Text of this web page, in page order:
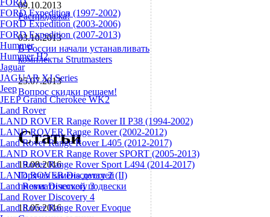
FORD
FORD Expedition (1997-2002)
FORD Expedition (2003-2006)
FORD Expedition (2007-2013)
Hummer
Hummer H2
Jaguar
JAGUAR XJ Series
Jeep
JEEP Grand Cherokee WK2
Land Rover
LAND ROVER Range Rover II P38 (1994-2002)
LAND ROVER Range Rover (2002-2012)
Land Rover Range Rover L405 (2012-2017)
LAND ROVER Range Rover SPORT (2005-2013)
Land Rover Range Rover Sport L494 (2014-2017)
LAND ROVER Discovery 2 (II)
Land Rover Discovery 3
Land Rover Discovery 4
Land Rover Range Rover Evoque
09.10.2013
Распродажа!
03.10.2013
В России начали устанавливать
комплекты Strutmasters
25.07.2013
Вопрос скидки решаем!
Статьи
19.08.2016
Горячая замена деталей
пневматической подвески
18.05.2016